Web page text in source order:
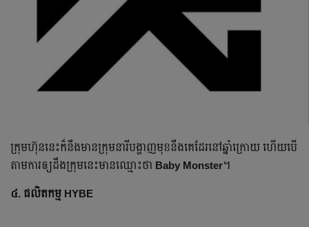
ក្រុម​ហ៊ុន​នេះ​ក៏នឹង​មាន​ក្រុមនារី​បង្ហាញ​មុខ​នឹងគេ​ដែរនៅឆ្នាំក្រោយ​​ ហើយបើ
តាម​ការ​ឲ្យដឹង​ក្រុមនេះ​មាន​ឈ្មោះ​ថា​ Baby Monster។
៤. ផលិតកម្ម HYBE